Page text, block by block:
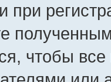
при
чтобы